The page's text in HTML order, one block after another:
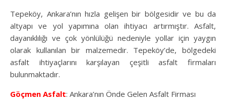
Tepeköy, Ankara’nın hızla gelişen bir bölgesidir ve bu da
altyapı ve yol yapımına olan ihtiyacı artırmıştır. Asfalt,
dayanıklılığı ve çok yönlülüğü nedeniyle yollar için yaygın
olarak kullanılan bir malzemedir. Tepeköy’de, bölgedeki
asfalt ihtiyaçlarını karşılayan çeşitli asfalt firmaları
bulunmaktadır.
Göçmen Asfalt: Ankara’nın Önde Gelen Asfalt Firması